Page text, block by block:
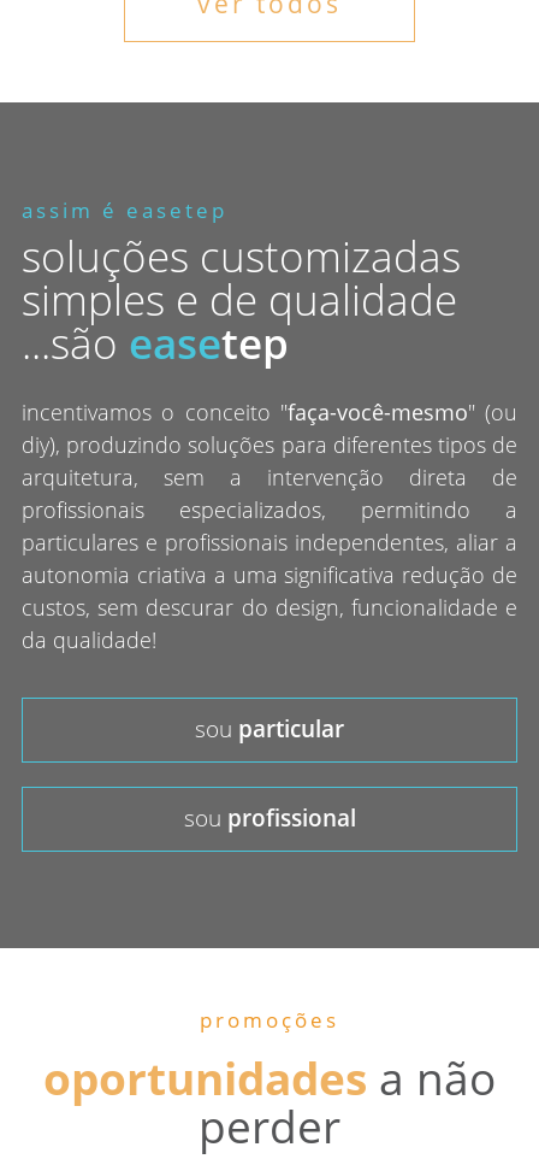
assim é easetep
soluções customizadas
simples e de qualidade
...são easetep
incentivamos o conceito "faça-você-mesmo" (ou
diy), produzindo soluções para diferentes tipos de
arquitetura, sem a intervenção direta de
profissionais especializados, permitindo a
particulares e profissionais independentes, aliar a
autonomia criativa a uma significativa redução de
custos, sem descurar do design, funcionalidade e
da qualidade!
sou particular
sou profissional
promoções
oportunidades a não
perder